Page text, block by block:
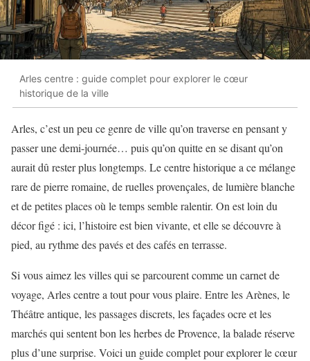
Arles centre : guide complet pour explorer le cœur
historique de la ville
Arles, c’est un peu ce genre de ville qu’on traverse en pensant y
passer une demi-journée… puis qu’on quitte en se disant qu’on
aurait dû rester plus longtemps. Le centre historique a ce mélange
rare de pierre romaine, de ruelles provençales, de lumière blanche
et de petites places où le temps semble ralentir. On est loin du
décor figé : ici, l’histoire est bien vivante, et elle se découvre à
pied, au rythme des pavés et des cafés en terrasse.
Si vous aimez les villes qui se parcourent comme un carnet de
voyage, Arles centre a tout pour vous plaire. Entre les Arènes, le
Théâtre antique, les passages discrets, les façades ocre et les
marchés qui sentent bon les herbes de Provence, la balade réserve
plus d’une surprise. Voici un guide complet pour explorer le cœur